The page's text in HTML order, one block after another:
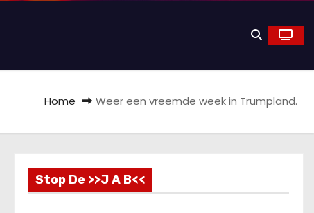
Home Weer een vreemde week in Trumpland.
Stop De >>J A B<<